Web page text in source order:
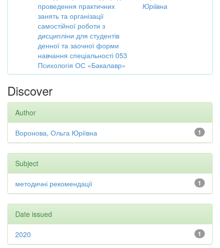
проведення практичних
занять та організації
самостійної роботи з
дисципліни для студентів
денної та заочної форми
навчання спеціальності 053
Психологія ОС «Бакалавр»
Юріївна
Discover
Author
1
Воронова, Ольга Юріївна
Subject
1
методичні рекомендації
Date issued
1
2020